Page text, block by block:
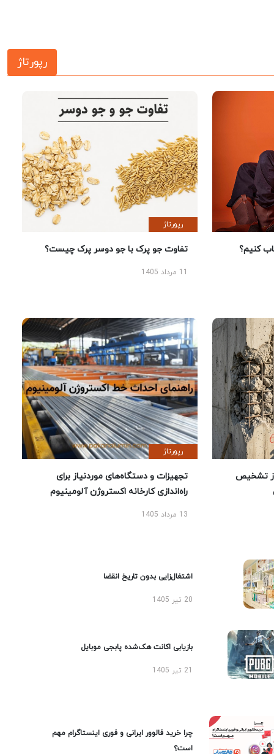
رپورتاژ
کنیم؟
رپورتاژ
تفاوت جو پرک با جو دوسر پرک چیست؟
تشخیص
رپورتاژ
تجهیزات و دستگاه‌های موردنیاز برای
راه‌اندازی کارخانه اکستروژن آلومینیوم
13 مرداد 1405
اشتغال‌زایی بدون تاریخ انقضا
20 تیر 1405
بازیابی اکانت هک‌شده پابجی موبایل
چرا خرید فالوور ایرانی و فوری اینستاگرام مهم
است؟